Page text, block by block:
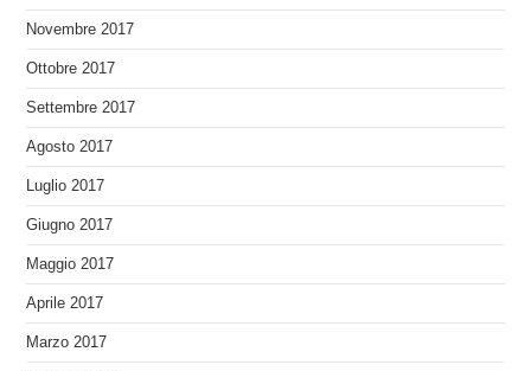
Novembre 2017
Ottobre 2017
Settembre 2017
Agosto 2017
Luglio 2017
Giugno 2017
Maggio 2017
Aprile 2017
Marzo 2017